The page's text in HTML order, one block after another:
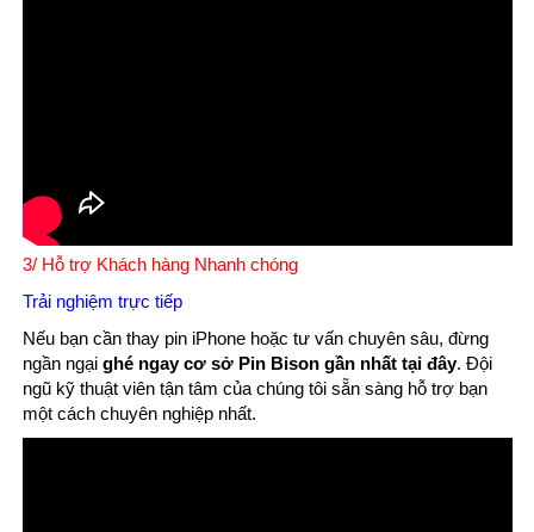
3/ Hỗ trợ Khách hàng Nhanh chóng
Trải nghiệm trực tiếp
Nếu bạn cần thay pin iPhone hoặc tư vấn chuyên sâu, đừng
ngần ngại ghé ngay cơ sở Pin Bison gần nhất tại đây. Đội
ngũ kỹ thuật viên tận tâm của chúng tôi sẵn sàng hỗ trợ bạn
một cách chuyên nghiệp nhất.